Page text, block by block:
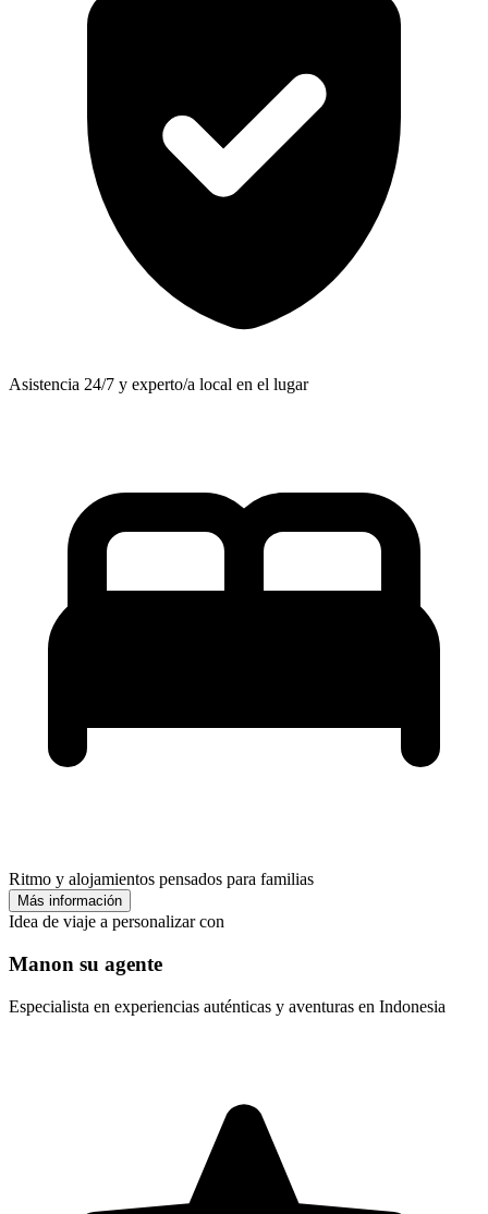
Asistencia 24/7 y experto/a local en el lugar
Ritmo y alojamientos pensados para familias
Más información
Idea de viaje a personalizar con
Manon su agente
Especialista en experiencias auténticas y aventuras en Indonesia